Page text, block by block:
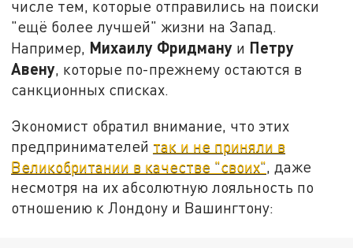
числе тем, которые отправились на поиски
"ещё более лучшей" жизни на Запад.
Например, Михаилу Фридману и Петру
Авену, которые по-прежнему остаются в
санкционных списках.
Экономист обратил внимание, что этих
предпринимателей так и не приняли в
Великобритании в качестве "своих", даже
несмотря на их абсолютную лояльность по
отношению к Лондону и Вашингтону: